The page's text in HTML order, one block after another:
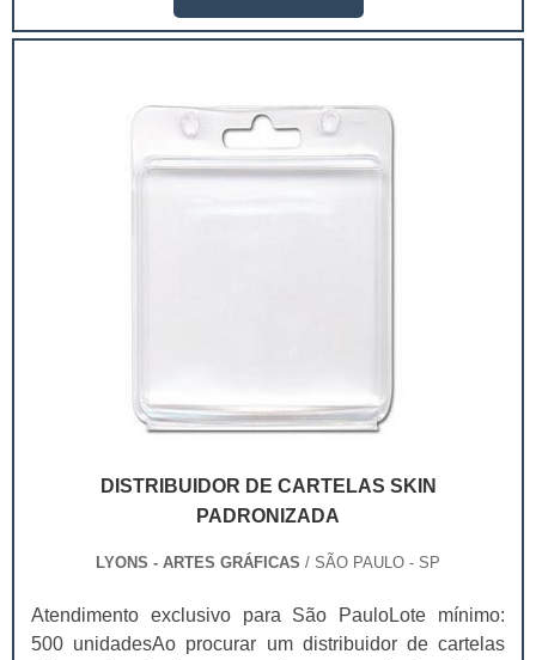
extremamente competitivo, assim, as embalagens
DISTRIBUIDOR DE CARTELAS SKIN
PADRONIZADA
LYONS - ARTES GRÁFICAS / SÃO PAULO - SP
Atendimento exclusivo para São PauloLote mínimo:
500 unidadesAo procurar um distribuidor de cartelas